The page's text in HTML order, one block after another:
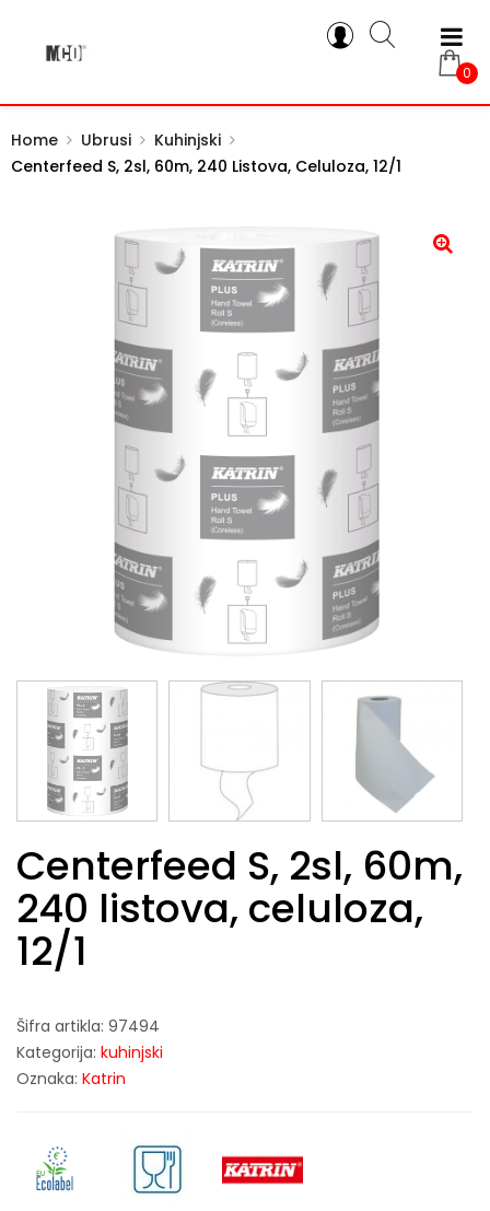
0
Home Ubrusi
Kuhinjski
Centerfeed S, 2sl, 60m, 240 Listova, Celuloza, 12/1
Centerfeed S, 2sl, 60m,
240 listova, celuloza,
12/1
Šifra artikla: 97494
Kategorija: kuhinjski
Oznaka: Katrin